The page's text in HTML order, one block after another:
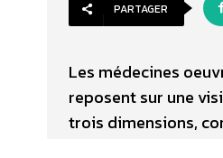
PARTAGER
Les médecines
reposent sur une
trois dimensions,